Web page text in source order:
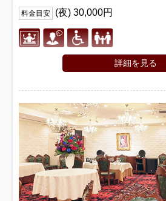
料金目安 (夜) 30,000円
詳細を見る